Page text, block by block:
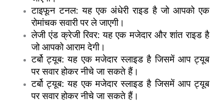
टाइफून टनल: यह एक अंधेरी राइड है जो आपको एक
रोमांचक सवारी पर ले जाएगी।
लेजी एंड क्रेजी रिवर: यह एक मजेदार और शांत राइड है
जो आपको आराम देगी।
टर्बो ट्यूब: यह एक मजेदार स्लाइड है जिसमें आप ट्यूब
पर सवार होकर नीचे जा सकते हैं।
टर्बो ट्यूब: यह एक मजेदार स्लाइड है जिसमें आप ट्यूब
पर सवार होकर नीचे जा सकते हैं।